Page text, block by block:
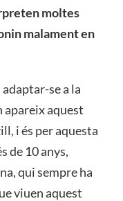
moltes
malament en
se a la
apareix aquest
i és per aquesta
de 10 anys,
qui sempre ha
viuen aquest